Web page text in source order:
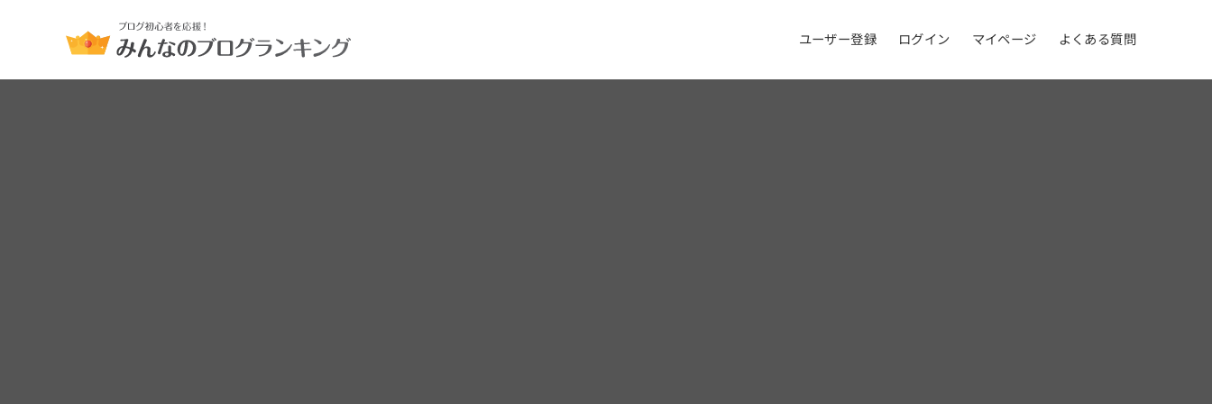
ユーザー登録 ログイン マイページ よくある質問